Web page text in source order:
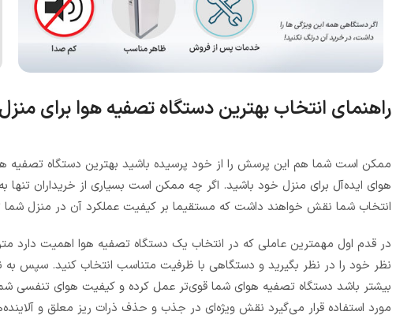
راهنمای انتخاب بهترین دستگاه تصفیه هوا برای منزل
ممکن است شما هم این پرسش را از خود پرسیده باشید بهترین دستگاه تصفیه
هوای ایده‌آل برای منزل خود باشید. اگر چه ممکن است بسیاری از خریداران تنها
انتخاب شما نقش خواهند داشت که مستقیما بر کیفیت عملکرد آن در منزل شما
در قدم اول مهمترین عاملی که در انتخاب یک دستگاه تصفیه هوا اهمیت دارد
نظر خود را در نظر بگیرید و دستگاهی با ظرفیت متناسب انتخاب کنید. سپس به
بیشتر باشد دستگاه تصفیه هوای شما قوی‌تر عمل کرده و کیفیت هوای تنفسی
مورد استفاده قرار می‌گیرد نقش ویژه‌ای در جذب و حذف ذرات ریز معلق و